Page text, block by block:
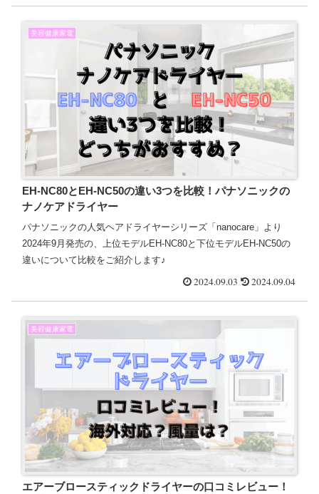
美容健康家電
EH-NC80とEH-NC50の違い3つを比較！パナソニックの
ナノケアドライヤー
パナソニックの人気ヘアドライヤーシリーズ「nanocare」より
2024年9月発売の、上位モデルEH-NC80と下位モデルEH-NC50の
違いについて比較をご紹介します♪
2024.09.03 2024.09.04
美容健康家電
エアーブロースティックドライヤーの口コミレビュー！